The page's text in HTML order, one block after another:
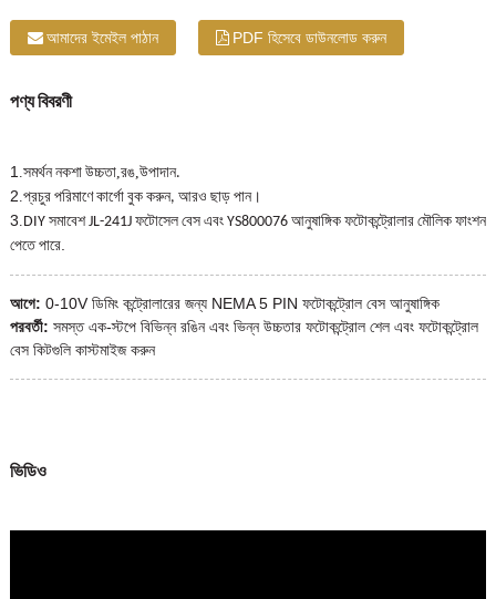
আমাদের ইমেইল পাঠান PDF হিসেবে ডাউনলোড করুন
পণ্য বিবরণী
1 সমর্থন নকশা উচ্চতা, রঙ, উপাদান.
2 প্রচুর পরিমাণে কার্গো বুক করুন, আরও ছাড় পান।
3 DIY সমাবেশ JL-241J ফটোসেল বেস এবং YS800076 আনুষাঙ্গিক ফটোকন্ট্রোলার মৌলিক ফাংশন
পেতে পারে.
আগে: 0-10V ডিমিং কন্ট্রোলারের জন্য NEMA 5 PIN ফটোকন্ট্রোল বেস আনুষাঙ্গিক
পরবর্তী: সমস্ত এক-স্টপে বিভিন্ন রঙিন এবং ভিন্ন উচ্চতার ফটোকন্ট্রোল শেল এবং ফটোকন্ট্রোল
বেস কিটগুলি কাস্টমাইজ করুন
ভিডিও